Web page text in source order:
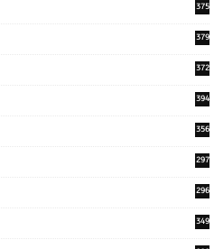
375
379
372
394
356
297
296
349